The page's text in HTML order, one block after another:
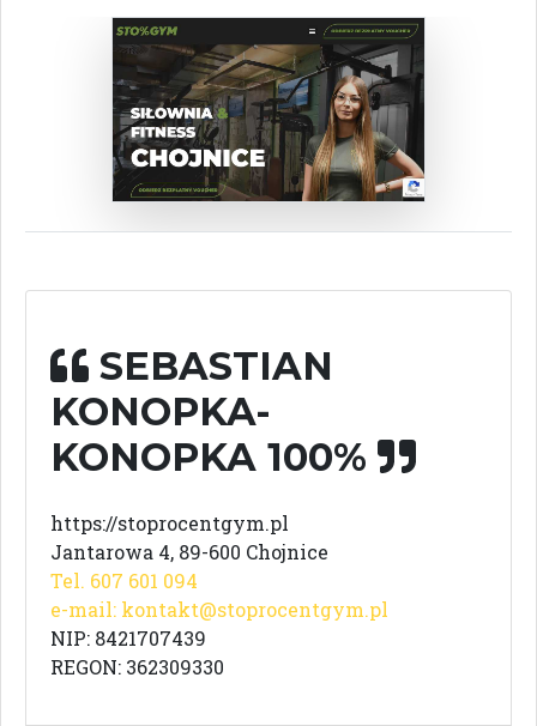
SEBASTIAN
KONOPKA-
KONOPKA 100%
https://stoprocentgym.pl
Jantarowa 4, 89-600 Chojnice
Tel. 607 601 094
e-mail: kontakt@stoprocentgym.pl
NIP: 8421707439
REGON: 362309330